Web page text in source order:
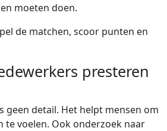
moeten doen.
de matchen, scoor punten en
presteren
geen detail. Het helpt mensen om
te voelen. Ook onderzoek naar